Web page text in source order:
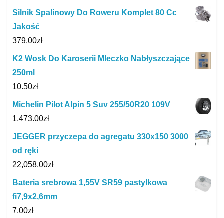
Silnik Spalinowy Do Roweru Komplet 80 Cc
Jakość
379.00zł
K2 Wosk Do Karoserii Mleczko Nabłyszczające
250ml
10.50zł
Michelin Pilot Alpin 5 Suv 255/50R20 109V
1,473.00zł
JEGGER przyczepa do agregatu 330x150 3000
od ręki
22,058.00zł
Bateria srebrowa 1,55V SR59 pastylkowa
fi7,9x2,6mm
7.00zł